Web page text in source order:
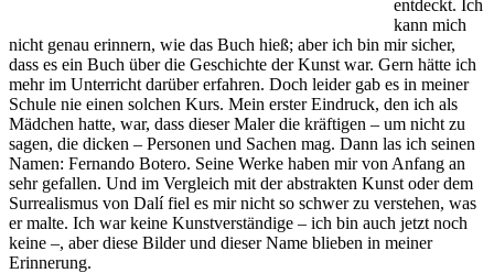
entdeckt. Ich
kann mich
nicht genau erinnern, wie das Buch hieß; aber ich bin mir sicher,
dass es ein Buch über die Geschichte der Kunst war. Gern hätte ich
mehr im Unterricht darüber erfahren. Doch leider gab es in meiner
Schule nie einen solchen Kurs. Mein erster Eindruck, den ich als
Mädchen hatte, war, dass dieser Maler die kräftigen – um nicht zu
sagen, die dicken – Personen und Sachen mag. Dann las ich seinen
Namen: Fernando Botero. Seine Werke haben mir von Anfang an
sehr gefallen. Und im Vergleich mit der abstrakten Kunst oder dem
Surrealismus von Dalí fiel es mir nicht so schwer zu verstehen, was
er malte. Ich war keine Kunstverständige – ich bin auch jetzt noch
keine –, aber diese Bilder und dieser Name blieben in meiner
Erinnerung.